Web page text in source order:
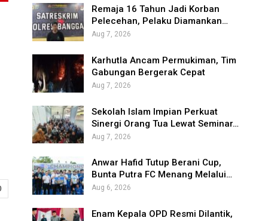
Remaja 16 Tahun Jadi Korban
Pelecehan, Pelaku Diamankan…
Aug 7, 2026
Karhutla Ancam Permukiman, Tim
Gabungan Bergerak Cepat
Aug 7, 2026
Sekolah Islam Impian Perkuat
Sinergi Orang Tua Lewat Seminar…
Aug 7, 2026
Anwar Hafid Tutup Berani Cup,
Bunta Putra FC Menang Melalui…
Aug 6, 2026
Enam Kepala OPD Resmi Dilantik,